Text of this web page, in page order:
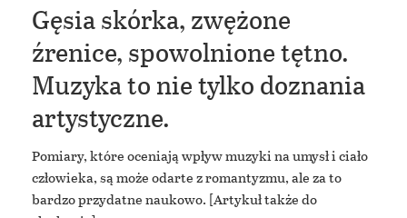
Gęsia skórka, zwężone
źrenice, spowolnione tętno.
Muzyka to nie tylko doznania
artystyczne.
Pomiary, które oceniają wpływ muzyki na umysł i ciało
człowieka, są może odarte z romantyzmu, ale za to
bardzo przydatne naukowo. [Artykuł także do